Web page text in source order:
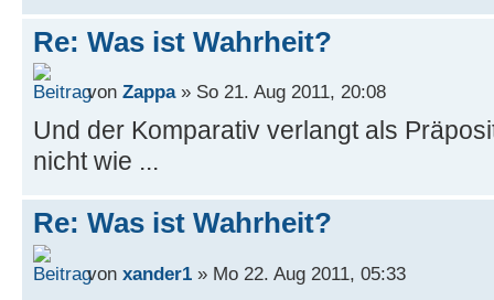
Re: Was ist Wahrheit?
von Zappa» So 21. Aug 2011, 20:08
Und der Komparativ verlangt als
nicht wie ...
Re: Was ist Wahrheit?
von xander1 » Mo 22. Aug 2011, 05:33